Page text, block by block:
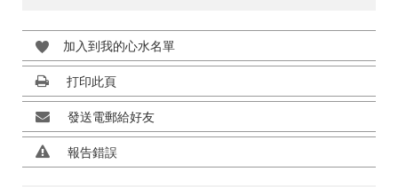
加入到我的心水名單
打印此頁
發送電郵給好友
報告錯誤